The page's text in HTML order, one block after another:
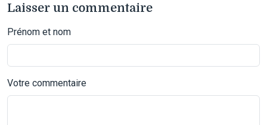
Laisser un commentaire
Prénom et nom
Votre commentaire